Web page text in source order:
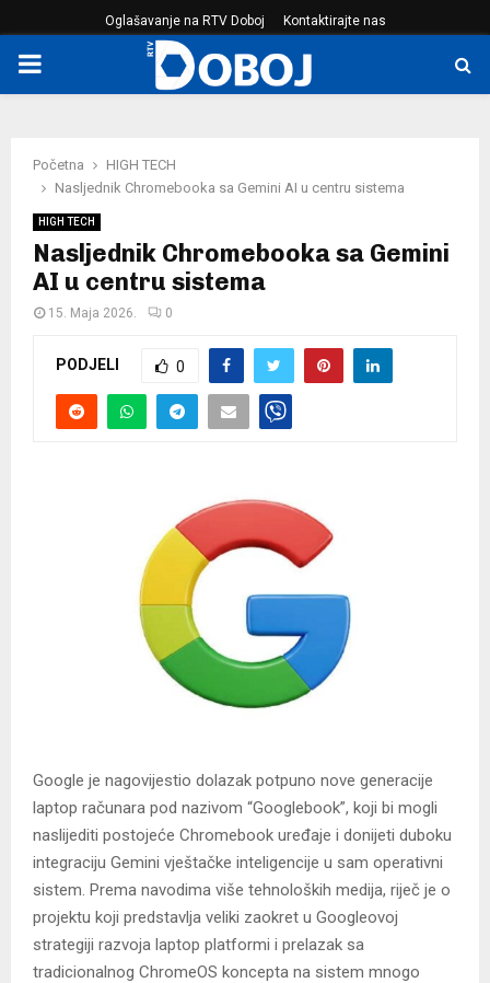
Oglašavanje na RTV Doboj Kontaktirajte nas
PRIMARY
Početna
HIGH TECH
Nasljednik Chromebooka sa Gemini AI u centru sistema
HIGH TECH
Nasljednik Chromebooka sa Gemini
AI u centru sistema
15. Maja 2026. 0
PODJELI 0
Google je nagovijestio dolazak potpuno nove generacije
laptop računara pod nazivom “Googlebook”, koji bi mogli
naslijediti postojeće Chromebook uređaje i donijeti duboku
integraciju Gemini vještačke inteligencije u sam operativni
sistem. Prema navodima više tehnoloških medija, riječ je o
projektu koji predstavlja veliki zaokret u Googleovoj
strategiji razvoja laptop platformi i prelazak sa
tradicionalnog ChromeOS koncepta na sistem mnogo